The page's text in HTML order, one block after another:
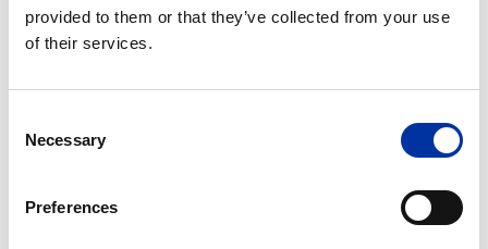
provided to them or that they’ve collected from your use
of their services.
Selection
Necessary
Preferences